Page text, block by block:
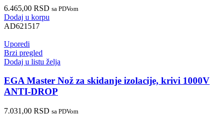
6.465,00 RSD sa PDVom
Dodaj u korpu
AD621517
Uporedi
Brzi pregled
Dodaj u listu želja
EGA Master Nož za skidanje izolacije, krivi 1000V
ANTI-DROP
7.031,00 RSD sa PDVom